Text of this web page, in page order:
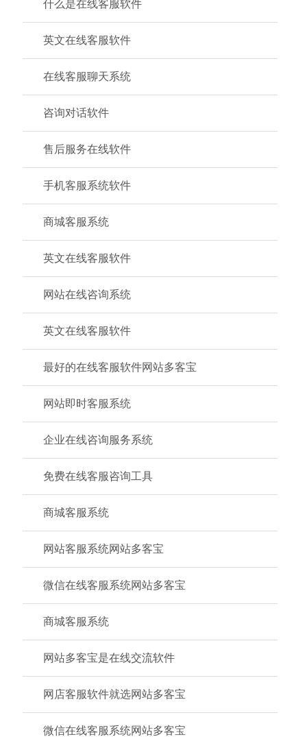
什么是在线客服软件
英文在线客服软件
在线客服聊天系统
咨询对话软件
售后服务在线软件
手机客服系统软件
商城客服系统
英文在线客服软件
网站在线咨询系统
英文在线客服软件
最好的在线客服软件网站多客宝
网站即时客服系统
企业在线咨询服务系统
免费在线客服咨询工具
商城客服系统
网站客服系统网站多客宝
微信在线客服系统网站多客宝
商城客服系统
网站多客宝是在线交流软件
网店客服软件就选网站多客宝
微信在线客服系统网站多客宝